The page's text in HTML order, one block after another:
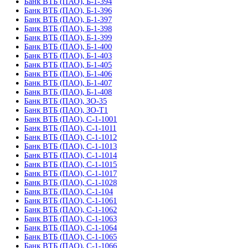
Банк ВТБ (ПАО), Б-1-396
Банк ВТБ (ПАО), Б-1-397
Банк ВТБ (ПАО), Б-1-398
Банк ВТБ (ПАО), Б-1-399
Банк ВТБ (ПАО), Б-1-400
Банк ВТБ (ПАО), Б-1-403
Банк ВТБ (ПАО), Б-1-405
Банк ВТБ (ПАО), Б-1-406
Банк ВТБ (ПАО), Б-1-407
Банк ВТБ (ПАО), Б-1-408
Банк ВТБ (ПАО), ЗО-35
Банк ВТБ (ПАО), ЗО-Т1
Банк ВТБ (ПАО), С-1-1001
Банк ВТБ (ПАО), С-1-1011
Банк ВТБ (ПАО), С-1-1012
Банк ВТБ (ПАО), С-1-1013
Банк ВТБ (ПАО), С-1-1014
Банк ВТБ (ПАО), С-1-1015
Банк ВТБ (ПАО), С-1-1017
Банк ВТБ (ПАО), С-1-1028
Банк ВТБ (ПАО), С-1-104
Банк ВТБ (ПАО), С-1-1061
Банк ВТБ (ПАО), С-1-1062
Банк ВТБ (ПАО), С-1-1063
Банк ВТБ (ПАО), С-1-1064
Банк ВТБ (ПАО), С-1-1065
Банк ВТБ (ПАО), С-1-1066